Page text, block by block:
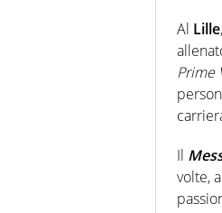
Al Lille
Prime
Il
volte,